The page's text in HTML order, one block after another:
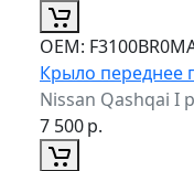
ОЕМ:
Крыло переднее
Nissan Qashqai I
7 500р.